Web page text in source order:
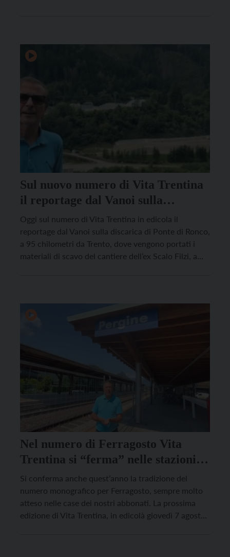
Sul nuovo numero di Vita Trentina
il reportage dal Vanoi sulla
discarica di Ponte di Ronco
Oggi sul numero di Vita Trentina in edicola il
reportage dal Vanoi sulla discarica di Ponte di Ronco,
a 95 chilometri da Trento, dove vengono portati i
materiali di scavo del cantiere dell’ex Scalo Filzi, a
Nel numero di Ferragosto Vita
Trentina si “ferma” nelle stazioni
del Trentino
Si conferma anche quest’anno la tradizione del
numero monografico per Ferragosto, sempre molto
atteso nelle case dei nostri abbonati. La prossima
edizione di Vita Trentina, in edicolà giovedì 7 agosto,